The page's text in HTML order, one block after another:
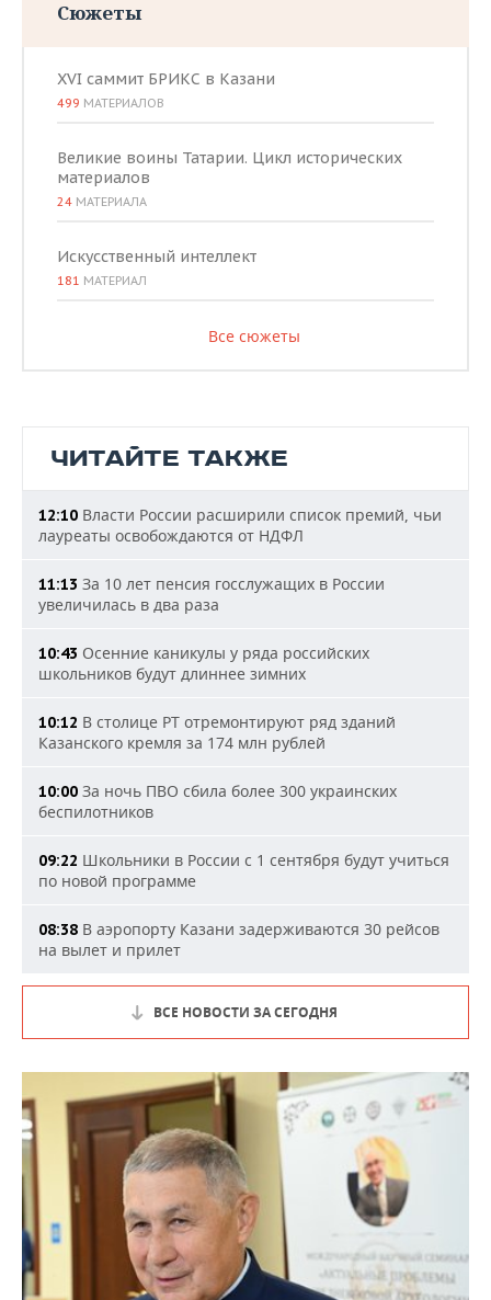
Сюжеты
XVI саммит БРИКС в Казани
499 МАТЕРИАЛОВ
Великие воины Татарии. Цикл исторических
материалов
24 МАТЕРИАЛА
Искусственный интеллект
181 МАТЕРИАЛ
Все сюжеты
ЧИТАЙТЕ ТАКЖЕ
12:10 Власти России расширили список премий, чьи
лауреаты освобождаются от НДФЛ
11:13 За 10 лет пенсия госслужащих в России
увеличилась в два раза
10:43 Осенние каникулы у ряда российских
школьников будут длиннее зимних
10:12 В столице РТ отремонтируют ряд зданий
Казанского кремля за 174 млн рублей
10:00 За ночь ПВО сбила более 300 украинских
беспилотников
09:22 Школьники в России с 1 сентября будут учиться
по новой программе
08:38 В аэропорту Казани задерживаются 30 рейсов
на вылет и прилет
ВСЕ НОВОСТИ ЗА СЕГОДНЯ